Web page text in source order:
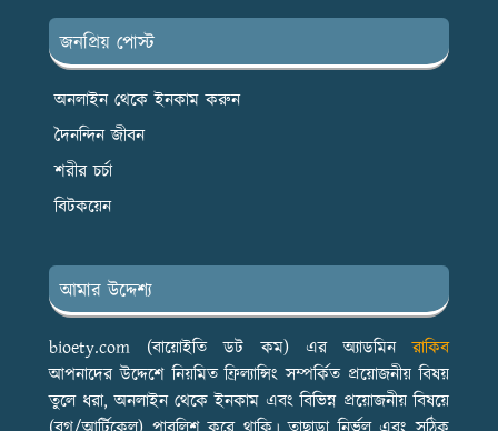
জনপ্রিয় পোস্ট
অনলাইন থেকে ইনকাম করুন
দৈনন্দিন জীবন
শরীর চর্চা
বিটকয়েন
আমার উদ্দেশ্য
bioety.com (বায়োইতি ডট কম) এর অ্যাডমিনরাকিব
আপনাদের উদ্দেশে নিয়মিত ফ্রিল্যান্সিং সম্পর্কিত প্রয়োজনীয় বিষয়
তুলে ধরা, অনলাইন থেকে ইনকাম এবং বিভিন্ন প্রয়োজনীয় বিষয়ে